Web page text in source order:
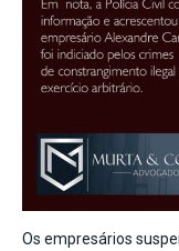
Os empresários